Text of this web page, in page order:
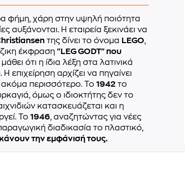
φήμη, χάρη στην υψηλή ποιότητα
αυξάνονται. Η εταιρεία ξεκινάει να
της δίνει το όνομα LEGO,
έκφραση "LEG GODT" που
ότι η ίδια λέξη στα λατινικά
αρχίζει να πηγαίνει
ακόμα περισσότερο. Το 1942 το
όμως ο ιδιοκτήτης δεν το
κατασκευάζεται και η
Το 1946, αναζητώντας για νέες
διαδικασία το πλαστικό,
την εμφάνισή τους.